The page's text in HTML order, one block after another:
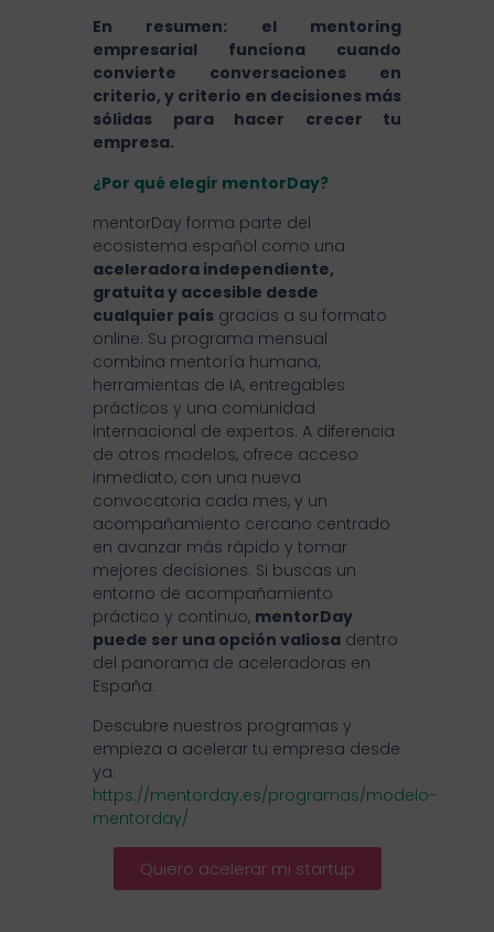
En resumen: el mentoring
empresarial funciona cuando
convierte conversaciones en
criterio, y criterio en decisiones más
sólidas para hacer crecer tu
empresa.
¿Por qué elegir mentorDay?
mentorDay forma parte del
ecosistema español como una
aceleradora independiente,
gratuita y accesible desde
cualquier país gracias a su formato
online. Su programa mensual
combina mentoría humana,
herramientas de IA, entregables
prácticos y una comunidad
internacional de expertos. A diferencia
de otros modelos, ofrece acceso
inmediato, con una nueva
convocatoria cada mes, y un
acompañamiento cercano centrado
en avanzar más rápido y tomar
mejores decisiones. Si buscas un
entorno de acompañamiento
práctico y continuo, mentorDay
puede ser una opción valiosa dentro
del panorama de aceleradoras en
España.
Descubre nuestros programas y
empieza a acelerar tu empresa desde
ya:
https://mentorday.es/programas/modelo-
mentorday/
Quiero acelerar mi startup